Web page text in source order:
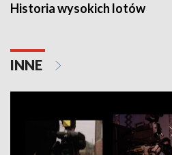
Historia wysokich lotów
INNE